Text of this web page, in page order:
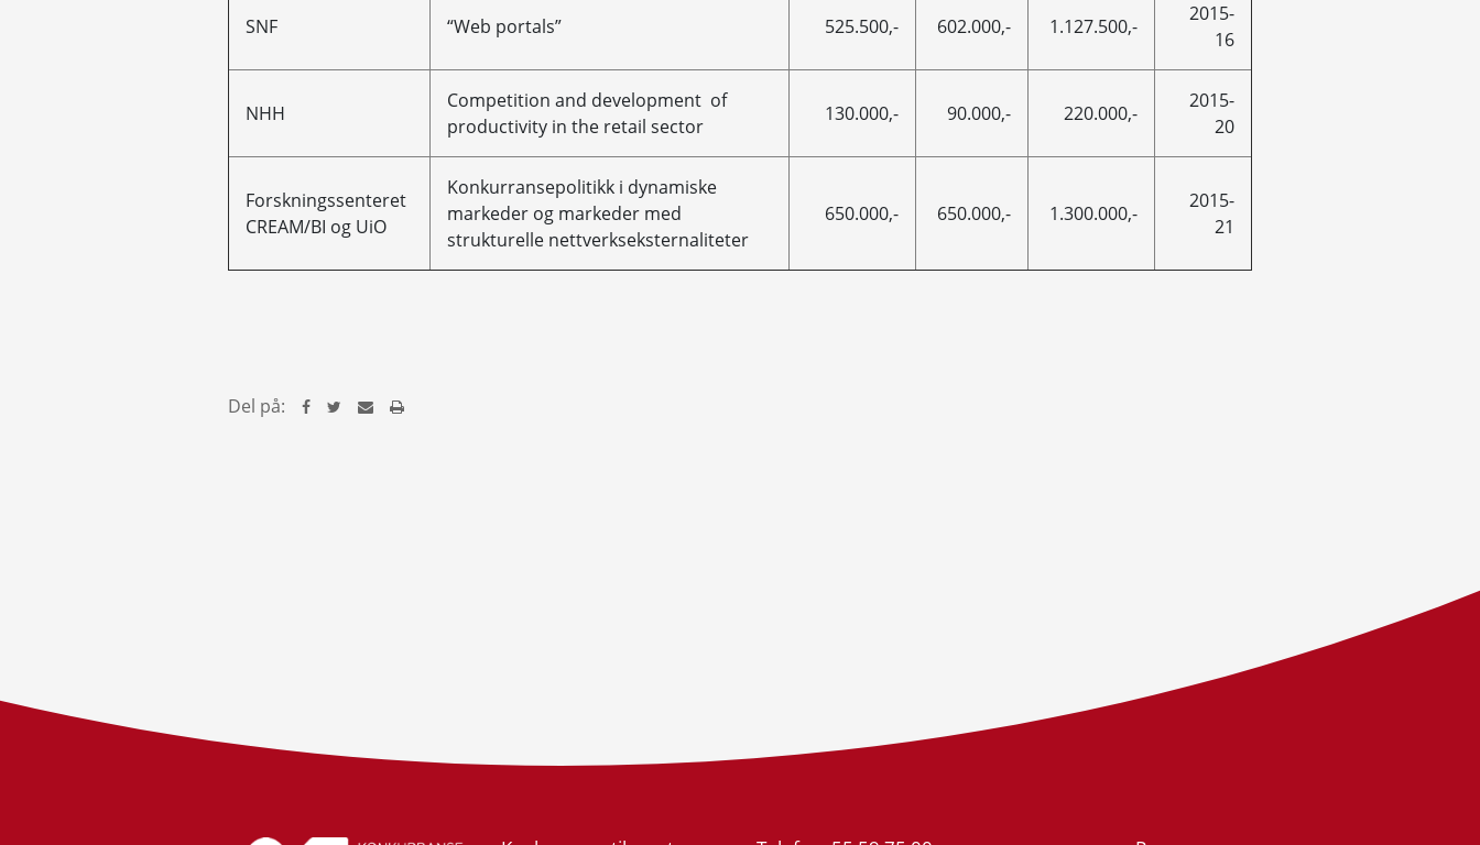
SNF “Web portals” 525.500,- 602.000,- 1.127.500,-
2015-
16
NHH
Competition and development of
productivity in the retail sector
130.000,- 90.000,- 220.000,-
2015-
20
Forskningssenteret
CREAM/BI og UiO
Konkurransepolitikk i dynamiske
markeder og markeder med
strukturelle nettverkseksternaliteter
650.000,- 650.000,- 1.300.000,-
2015-
21
Del på: